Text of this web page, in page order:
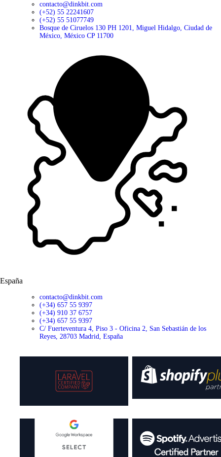
contacto@dinkbit.com
(+52) 55 22241607
(+52) 55 51077749
Bosque de Ciruelos 130 PH 1201, Miguel Hidalgo, Ciudad de
México, México CP 11700
España
contacto@dinkbit.com
(+34) 657 55 9397
(+34) 910 37 6757
(+34) 657 55 9397
C/ Fuerteventura 4, Piso 3 - Oficina 2, San Sebastián de los
Reyes, 28703 Madrid, España